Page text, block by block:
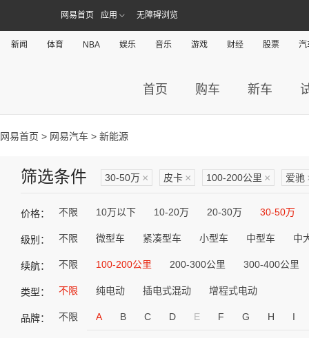
网易首页 应用 无障碍浏览
新闻 体育 NBA 娱乐 音乐 游戏 财经 股票 汽
首页 购车 新车
网易首页 > 网易汽车 > 新能源
筛选条件 30-50万 × 皮卡 × 100-200公里 × 爱驰
价格： 不限 10万以下 10-20万 20-30万 30-50万
级别： 不限 微型车 紧凑型车 小型车 中型车 中
续航： 不限 100-200公里 200-300公里 300-400公里
类型： 不限 纯电动 插电式混动 增程式电动
品牌： 不限 A B C D E F G H I